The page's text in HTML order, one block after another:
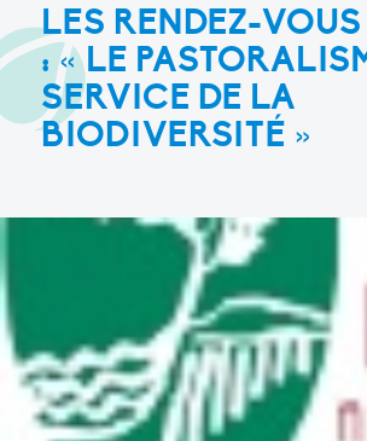
LES RENDEZ-VOUS
: « LE
SERVICE DE LA
BIODIVERSITÉ »